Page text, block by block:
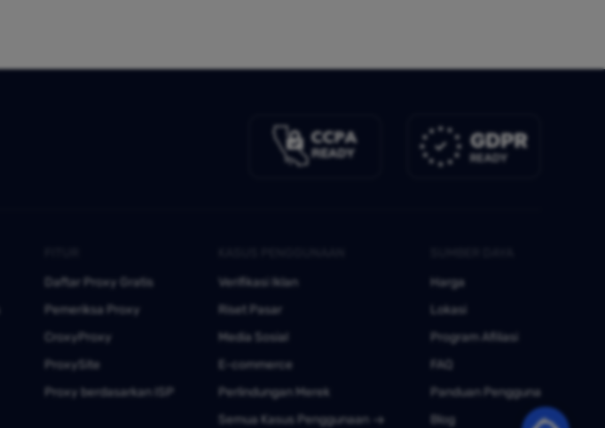
Daftar Proxy Gratis
Pemeriksa Proxy
CroxyProxy
ProxySite
Proxy berdasarkan ISP
Verifikasi Iklan
Riset Pasar
Media Sosial
E-commerce
Perlindungan Merek
Semua Kasus Penggunaan
Harga
Lokasi
Program Afiliasi
FAQ
Panduan Pengguna
Blog